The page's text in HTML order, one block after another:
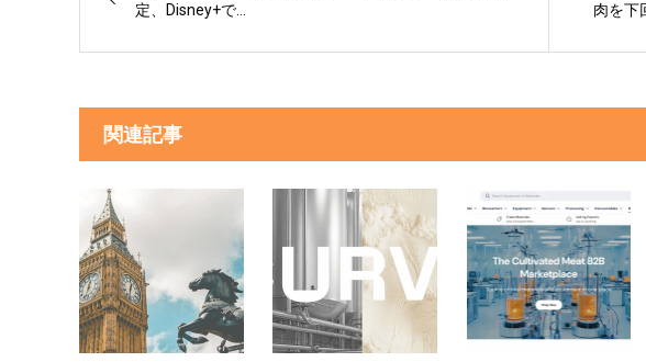
定、Disney+で...
肉を下
関連記事